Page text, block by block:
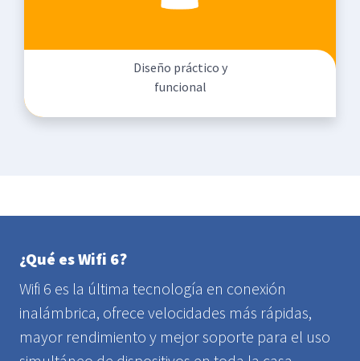
Diseño práctico y
funcional
¿Qué es Wifi 6?
Wifi 6 es la última tecnología en conexión
inalámbrica, ofrece velocidades más rápidas,
mayor rendimiento y mejor soporte para el uso